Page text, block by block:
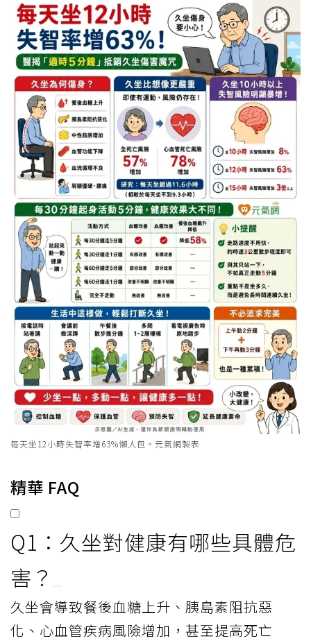
每天坐12小時失智率增63%懶人包。元氣網製表
精華 FAQ
Q1：久坐對健康有哪些具體危
害？
久坐會導致餐後血糖上升、胰島素阻抗惡
化、心血管疾病風險增加，甚至提高死亡